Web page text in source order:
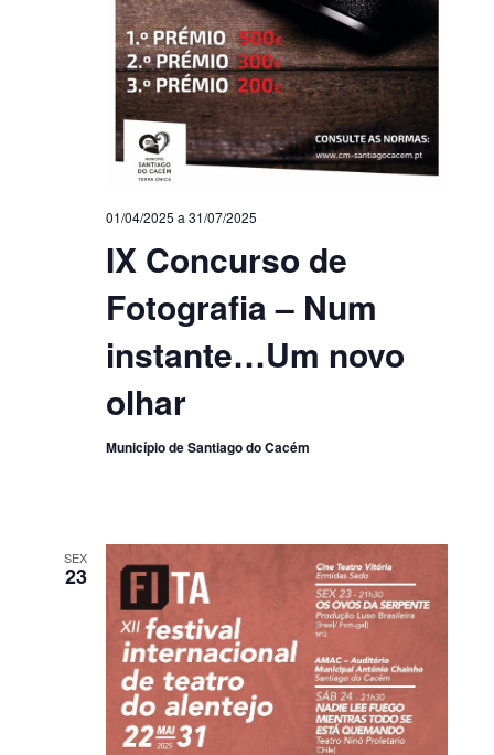
IX Concurso de
Fotografia – Num
instante…Um novo
olhar
01/04/2025 a 31/07/2025
Município de Santiago do Cacém
SEX
23